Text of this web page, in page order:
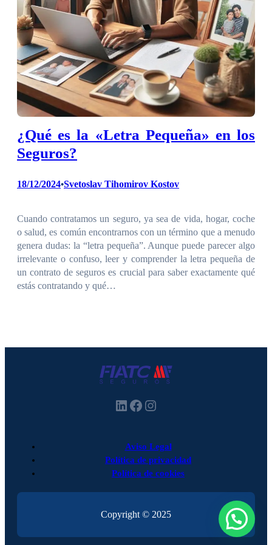
¿Qué es la «Letra Pequeña» en los
Seguros?
18/12/2024•Svetoslav Tihomirov Kostov
Cuando contratamos un seguro, ya sea de vida, hogar, coche
o salud, es común encontrarnos con un término que a menudo
genera dudas: la “letra pequeña”. Aunque puede parecer algo
irrelevante o confuso, leer y comprender la letra pequeña de
un contrato de seguros es crucial para saber exactamente qué
estás contratando y qué…
LinkedIn Facebook Instagram
Aviso Legal
Política de privacidad
Política de cookies
Copyright © 2025